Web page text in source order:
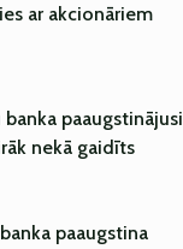
ar akcionāriem
paaugstinājusi
nekā gaidīts
paaugstina